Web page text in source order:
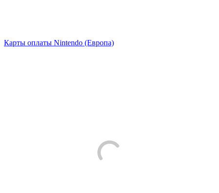
Карты оплаты Nintendo (Европа)